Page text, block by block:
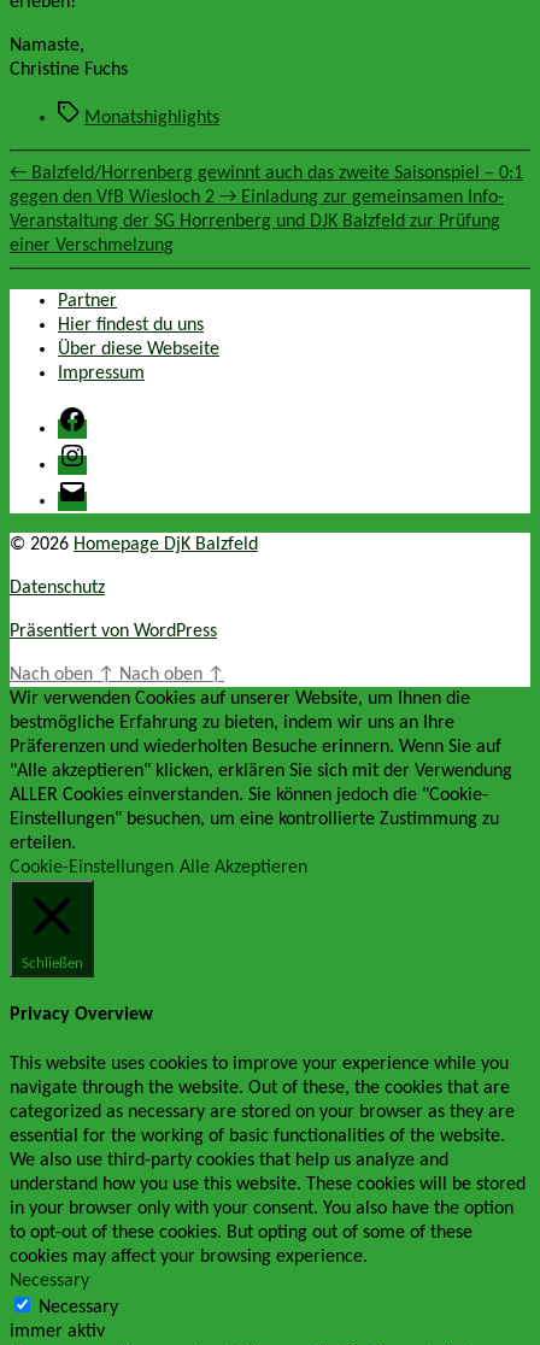
Namaste,
Christine Fuchs
Schlagwörter
Monatshighlights
← Balzfeld/Horrenberg gewinnt auch das zweite Saisonspiel – 0:1
gegen den VfB Wiesloch 2 → Einladung zur gemeinsamen Info-
Veranstaltung der SG Horrenberg und DJK Balzfeld zur Prüfung
einer Verschmelzung
Partner
Hier findest du uns
Über diese Webseite
Impressum
Facebook
Instagram
E-
Mail
© 2026 Homepage DjK Balzfeld
Datenschutz
Präsentiert von WordPress
Nach oben ↑ Nach oben ↑
Wir verwenden Cookies auf unserer Website, um Ihnen die
bestmögliche Erfahrung zu bieten, indem wir uns an Ihre
Präferenzen und wiederholten Besuche erinnern. Wenn Sie auf
"Alle akzeptieren" klicken, erklären Sie sich mit der Verwendung
ALLER Cookies einverstanden. Sie können jedoch die "Cookie-
Einstellungen" besuchen, um eine kontrollierte Zustimmung zu
erteilen.
Cookie-Einstellungen Alle Akzeptieren
Schließen
Privacy Overview
This website uses cookies to improve your experience while you
navigate through the website. Out of these, the cookies that are
categorized as necessary are stored on your browser as they are
essential for the working of basic functionalities of the website.
We also use third-party cookies that help us analyze and
understand how you use this website. These cookies will be stored
in your browser only with your consent. You also have the option
to opt-out of these cookies. But opting out of some of these
cookies may affect your browsing experience.
Necessary
Necessary
immer aktiv